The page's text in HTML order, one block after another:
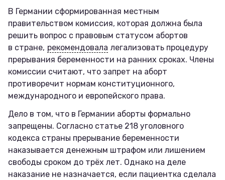
В Германии сформированная местным
правительством комиссия, которая должна была
решить вопрос с правовым статусом абортов
в стране, рекомендовала легализовать процедуру
прерывания беременности на ранних сроках. Члены
комиссии считают, что запрет на аборт
противоречит нормам конституционного,
международного и европейского права.
Дело в том, что в Германии аборты формально
запрещены. Согласно статье 218 уголовного
кодекса страны прерывание беременности
наказывается денежным штрафом или лишением
свободы сроком до трёх лет. Однако на деле
наказание не назначается, если пациентка сделала